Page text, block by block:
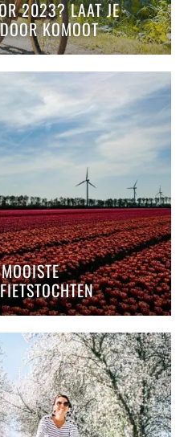
2023? LAAT JE
KOMOOT